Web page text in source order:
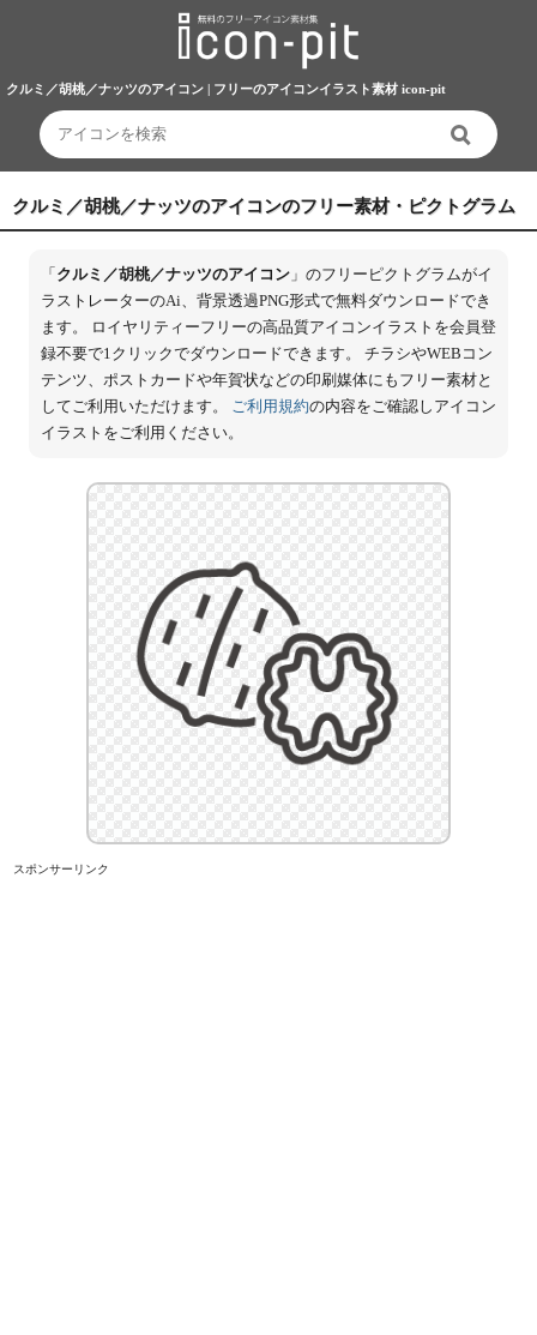
クルミ／胡桃／ナッツのアイコン | フリーのアイコンイラスト素材 icon-pit
クルミ／胡桃／ナッツのアイコンのフリー素材・ピクトグラム
「 クルミ／胡桃／ナッツのアイコン」のフリーピクトグラムがイ
ラストレーターのAi、背景透過PNG形式で無料ダウンロードでき
ます。 ロイヤリティーフリーの高品質アイコンイラストを会員登
録不要で1クリックでダウンロードできます。 チラシやWEBコン
テンツ、ポストカードや年賀状などの印刷媒体にもフリー素材と
してご利用いただけます。 ご利用規約の内容をご確認しアイコン
イラストをご利用ください。
スポンサーリンク